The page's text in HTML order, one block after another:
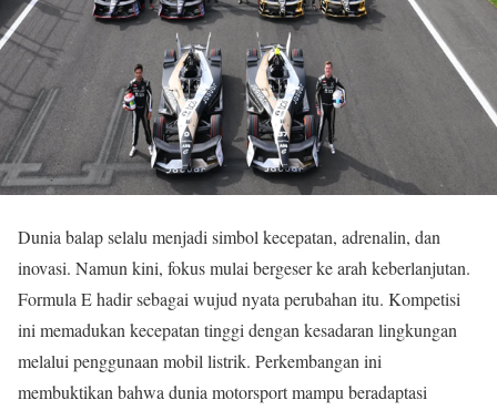
Dunia balap selalu menjadi simbol kecepatan, adrenalin, dan
inovasi. Namun kini, fokus mulai bergeser ke arah keberlanjutan.
Formula E hadir sebagai wujud nyata perubahan itu. Kompetisi
ini memadukan kecepatan tinggi dengan kesadaran lingkungan
melalui penggunaan mobil listrik. Perkembangan ini
membuktikan bahwa dunia motorsport mampu beradaptasi